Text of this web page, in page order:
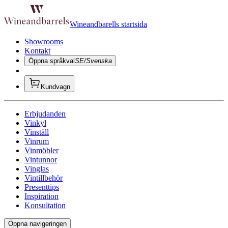
Wineandbarells startsida
Showrooms
Kontakt
Öppna språkvalSE/Svenska
Kundvagn
Erbjudanden
Vinkyl
Vinställ
Vinrum
Vinmöbler
Vintunnor
Vinglas
Vintillbehör
Presenttips
Inspiration
Konsultation
Öppna navigeringen